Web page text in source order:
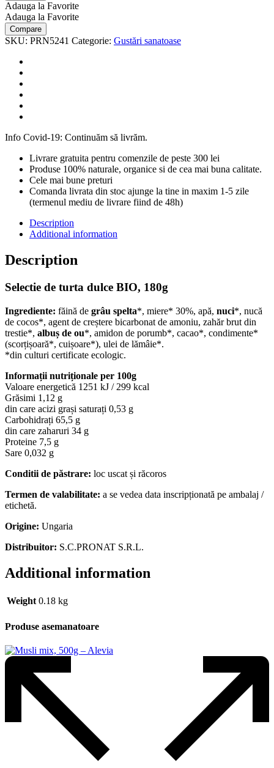
Adauga la Favorite
Adauga la Favorite
Compare
SKU: PRN5241 Categorie: Gustări sanatoase
Info Covid-19: Continuăm să livrăm.
Livrare gratuita pentru comenzile de peste 300 lei
Produse 100% naturale, organice si de cea mai buna calitate.
Cele mai bune preturi
Comanda livrata din stoc ajunge la tine in maxim 1-5 zile
(termenul mediu de livrare fiind de 48h)
Description
Additional information
Description
Selectie de turta dulce BIO, 180g
Ingrediente: făină de grâu spelta*, miere* 30%, apă, nuci*, nucă
de cocos*, agent de creștere bicarbonat de amoniu, zahăr brut din
trestie*, albuș de ou*, amidon de porumb*, cacao*, condimente*
(scorțișoară*, cuișoare*), ulei de lămâie*.
*din culturi certificate ecologic.
Informații nutriționale per 100g
Valoare energetică 1251 kJ / 299 kcal
Grăsimi 1,12 g
din care acizi grași saturați 0,53 g
Carbohidrați 65,5 g
din care zaharuri 34 g
Proteine 7,5 g
Sare 0,032 g
Conditii de păstrare: loc uscat și răcoros
Termen de valabilitate: a se vedea data inscripționată pe ambalaj /
etichetă.
Origine: Ungaria
Distribuitor: S.C.PRONAT S.R.L.
Additional information
Weight 0.18 kg
Produse asemanatoare